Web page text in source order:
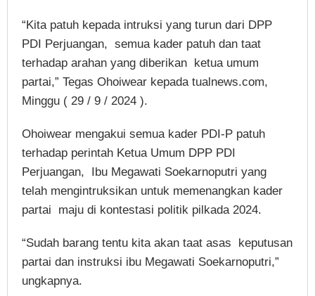
“Kita patuh kepada intruksi yang turun dari DPP
PDI Perjuangan, semua kader patuh dan taat
terhadap arahan yang diberikan ketua umum
partai,” Tegas Ohoiwear kepada tualnews.com,
Minggu ( 29 / 9 / 2024 ).
Ohoiwear mengakui semua kader PDI-P patuh
terhadap perintah Ketua Umum DPP PDI
Perjuangan, Ibu Megawati Soekarnoputri yang
telah mengintruksikan untuk memenangkan kader
partai maju di kontestasi politik pilkada 2024.
“Sudah barang tentu kita akan taat asas keputusan
partai dan instruksi ibu Megawati Soekarnoputri,”
ungkapnya.